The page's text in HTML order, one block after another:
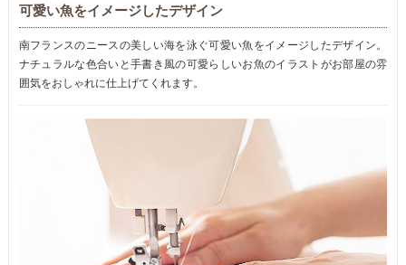
可愛い魚をイメージしたデザイン
南フランスのニースの美しい海を泳ぐ可愛い魚をイメージしたデザイン。
ナチュラルな色合いと手書き風の可愛らしいお魚のイラストがお部屋の雰
囲気をおしゃれに仕上げてくれます。